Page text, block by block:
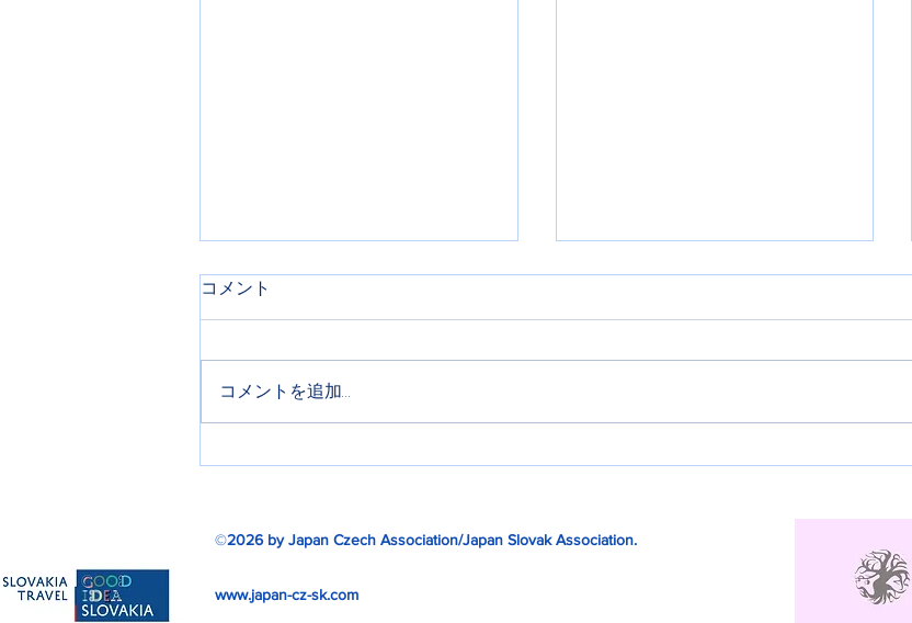
ミュシャ芸術博覧会リターン
PDICデジタル チェコ語俗語
コメント
コメントを追加…
©2026 by Japan Czech Association/Japan Slovak Association.
www.japan-cz-sk.com